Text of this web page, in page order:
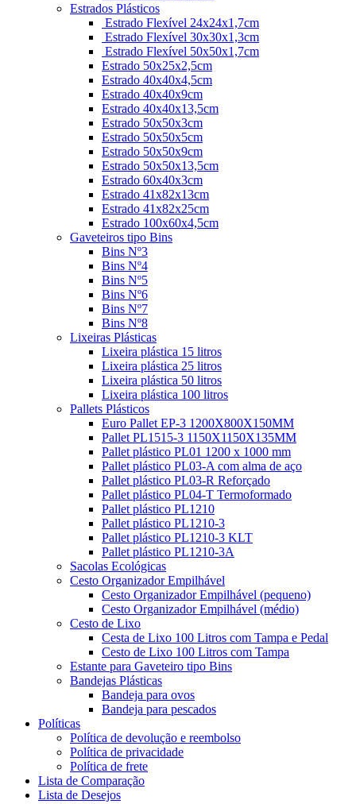
Estrados Plásticos
Estrado Flexível 24x24x1,7cm
Estrado Flexível 30x30x1,3cm
Estrado Flexível 50x50x1,7cm
Estrado 50x25x2,5cm
Estrado 40x40x4,5cm
Estrado 40x40x9cm
Estrado 40x40x13,5cm
Estrado 50x50x3cm
Estrado 50x50x5cm
Estrado 50x50x9cm
Estrado 50x50x13,5cm
Estrado 60x40x3cm
Estrado 41x82x13cm
Estrado 41x82x25cm
Estrado 100x60x4,5cm
Gaveteiros tipo Bins
Bins Nº3
Bins Nº4
Bins Nº5
Bins Nº6
Bins Nº7
Bins Nº8
Lixeiras Plásticas
Lixeira plástica 15 litros
Lixeira plástica 25 litros
Lixeira plástica 50 litros
Lixeira plástica 100 litros
Pallets Plásticos
Euro Pallet EP-3 1200X800X150MM
Pallet PL1515-3 1150X1150X135MM
Pallet plástico PL01 1200 x 1000 mm
Pallet plástico PL03-A com alma de aço
Pallet plástico PL03-R Reforçado
Pallet plástico PL04-T Termoformado
Pallet plástico PL1210
Pallet plástico PL1210-3
Pallet plástico PL1210-3 KLT
Pallet plástico PL1210-3A
Sacolas Ecológicas
Cesto Organizador Empilhável
Cesto Organizador Empilhável (pequeno)
Cesto Organizador Empilhável (médio)
Cesto de Lixo
Cesta de Lixo 100 Litros com Tampa e Pedal
Cesto de Lixo 100 Litros com Tampa
Estante para Gaveteiro tipo Bins
Bandejas Plásticas
Bandeja para ovos
Bandeja para pescados
Políticas
Política de devolução e reembolso
Política de privacidade
Política de frete
Lista de Comparação
Lista de Desejos